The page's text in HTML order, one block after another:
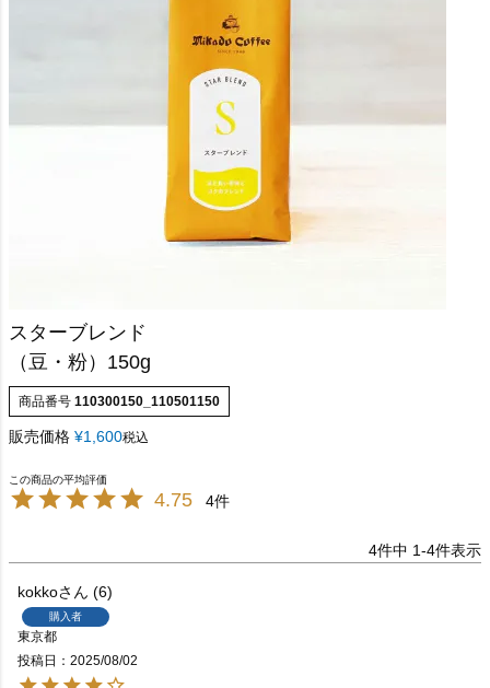
スターブレンド
（豆・粉）150g
商品番号 110300150_110501150
販売価格 ¥1,600税込
4.75 4
4件中 1-4件表示
kokko 6
購入者
東京都
投稿日
2025/08/02